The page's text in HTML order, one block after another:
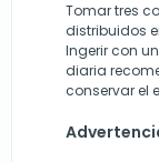
Tomar tres
distribuidos
Ingerir con
diaria
conservar el